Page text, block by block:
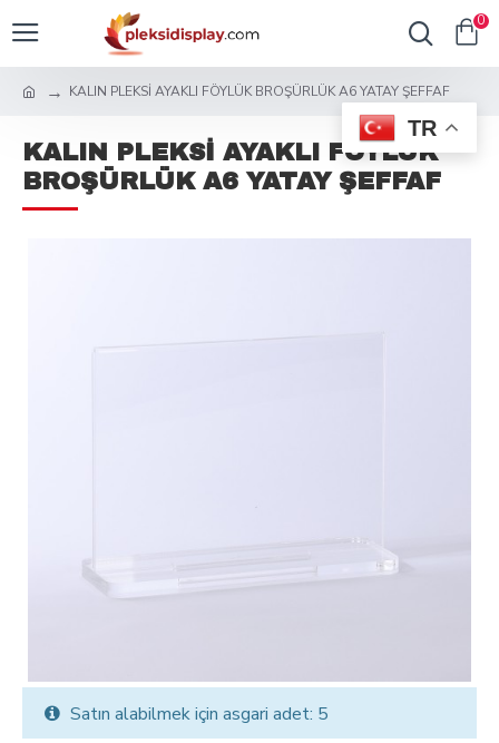
TR
0
KALIN PLEKSİ AYAKLI FÖYLÜK BROŞÜRLÜK A6 YATAY ŞEFFAF
KALIN PLEKSİ AYAKLI FÖYLÜK
BROŞÜRLÜK A6 YATAY ŞEFFAF
Satın alabilmek için asgari adet: 5